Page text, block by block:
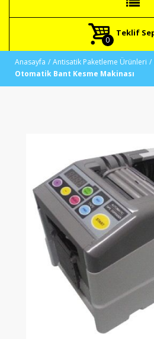
Teklif
Anasayfa Antisatik Paketleme Ürünleri
Otomatik Bant Kesme Makinası